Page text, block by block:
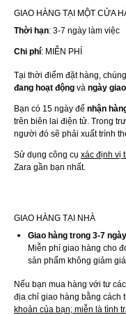
GIAO HÀNG TẠI MỘT CỬA
Thời hạn: 3-7 ngày làm việc
Chi phí: MIỄN PHÍ
Tại thời điểm đặt hàng,
đang hoạt động và ngày
Bạn có 15 ngày để nhận
trên biên lai điện tử. Trong
người đó sẽ phải xuất trình
Sử dụng công cụ xác định vị
Zara gần bạn nhất.
GIAO HÀNG TẠI NHÀ
Giao hàng trong 3-7
Miễn phí giao hàng cho
sản phẩm không giảm
Nếu bạn mua hàng với tư
địa chỉ giao hàng bằng cách
khoản của bạn; miễn là tình